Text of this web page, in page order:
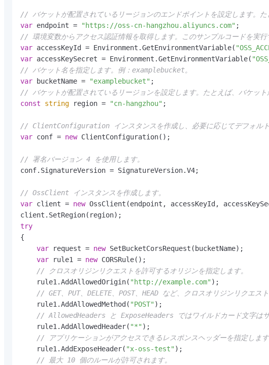
// バケットが配置されているリージョンのエンドポイントを設定しま
var endpoint = "https://oss-cn-hangzhou.aliyuncs.com"
// 環境変数からアクセス認証情報を取得します。このサンプルコードを実行
var accessKeyId = Environment.GetEnvironmentVariable(
var accessKeySecret = Environment.GetEnvironmentVariable(
// バケット名を指定します。例：examplebucket。
var bucketName = "examplebucket"
// バケットが配置されているリージョンを設定します。たとえば、バケ
const
string region = "cn-hangzhou" ;
// ClientConfiguration インスタンスを作成し、必要に応じてデフォルト
var conf = new ClientConfiguration();
// 署名バージョン 4 を使用します。
conf.SignatureVersion = SignatureVersion.V4;
// OssClient インスタンスを作成します。
var client = new OssClient(endpoint, accessKeyId,
try
{
var request = new SetBucketCorsRequest(bucketName);
var rule1 = new CORSRule();
// クロスオリジンリクエストを許可するオリジンを指定します。
    rule1.AddAllowedOrigin(
"http://example.com" );
// GET、PUT、DELETE、POST、HEAD など、クロスオリジンリクエス
    rule1.AddAllowedMethod(
"POST" );
// AllowedHeaders と ExposeHeaders ではワイルドカード文字はサ
    rule1.AddAllowedHeader(
"*" );
// アプリケーションがアクセスできるレスポンスヘッダーを指定します
    rule1.AddExposeHeader(
"x-oss-test" );
// 最大 10 個のルールが許可されます。